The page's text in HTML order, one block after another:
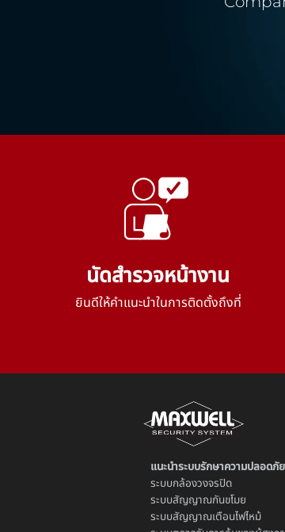
นัดสำรวจหน้างาน
ยินดีให้คำแนะนำในการติดตั้งถึงที่
แนะนำระบบรักษาความปลอดภัย
ระบบกล้องวงจรปิด
ระบบสัญญาณกันขโมย
ระบบสัญญาณเตือนไฟไหม้